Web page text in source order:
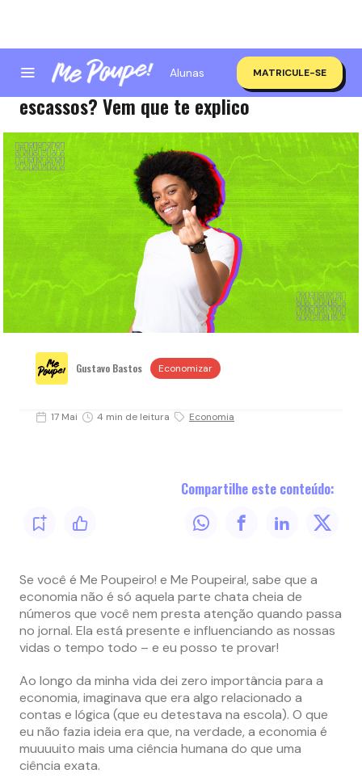
Alunas MATRICULE-SE
Lei da oferta e demanda? Recursos
escassos? Vem que te explico
Gustavo Bastos Economizar
17 Mai 4 min de leitura Economia
Compartilhe este conteúdo:
Se você é Me Poupeiro! e Me Poupeira!, sabe que a
economia não é só aquela parte chata cheia de
números que você nem presta atenção quando passa
no jornal. Ela está presente e influenciando as nossas
vidas o tempo todo – e eu posso te provar!
Ao longo da minha vida dei zero importância para a
economia, imaginava que era algo relacionado a
contas e lógica (que eu detestava na escola). O que
eu não fazia ideia era que, na verdade, a economia é
muuuuito mais uma ciência humana do que uma
ciência exata.